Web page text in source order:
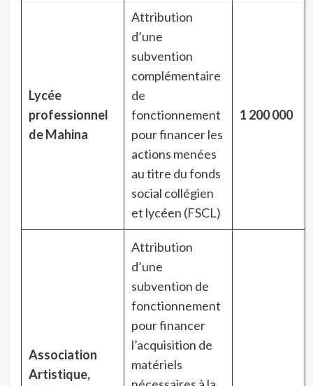
Lycée
professionnel
de Mahina
Attribution
d’une
subvention
complémentaire
de
fonctionnement
pour financer les
actions menées
au titre du fonds
social collégien
et lycéen (FSCL)
1 200 000
Association
Artistique,
Attribution
d’une
subvention de
fonctionnement
pour financer
l’acquisition de
matériels